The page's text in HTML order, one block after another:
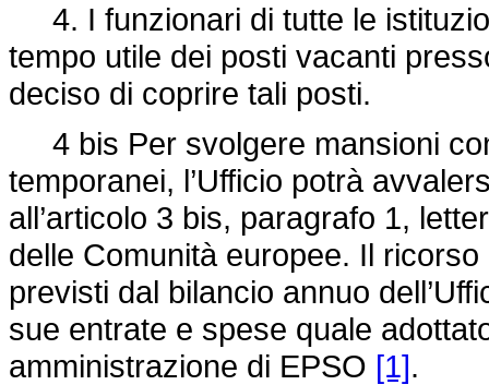
4. I funzionari di tutte le
tempo utile dei posti vacanti
deciso di coprire tali posti.
4 bis Per svolgere mansioni
temporanei, l’Ufficio potrà
all’articolo 3 bis, paragrafo 1,
delle Comunità europee. Il
previsti dal bilancio annuo
sue entrate e spese quale
amministrazione di EPSO [1].